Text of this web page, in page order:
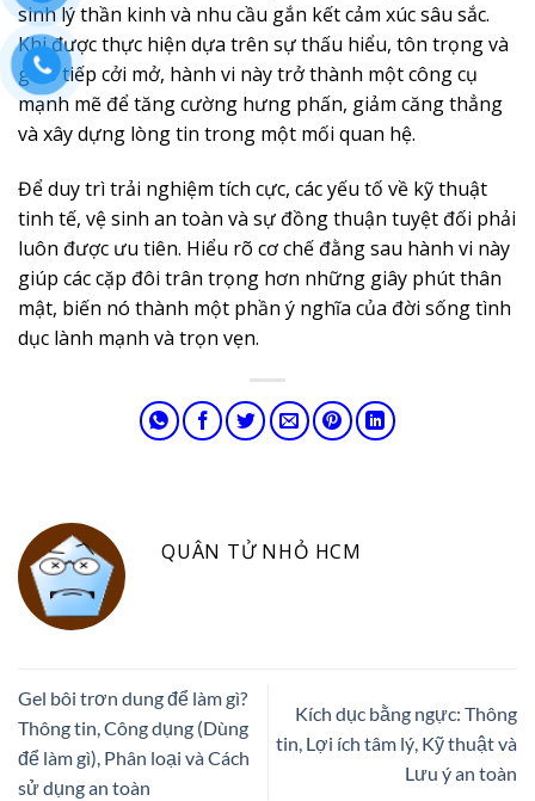
sinh lý thần kinh và nhu cầu gắn kết cảm xúc sâu sắc.
Khi được thực hiện dựa trên sự thấu hiểu, tôn trọng và
giao tiếp cởi mở, hành vi này trở thành một công cụ
mạnh mẽ để tăng cường hưng phấn, giảm căng thẳng
và xây dựng lòng tin trong một mối quan hệ.
Để duy trì trải nghiệm tích cực, các yếu tố về kỹ thuật
tinh tế, vệ sinh an toàn và sự đồng thuận tuyệt đối phải
luôn được ưu tiên. Hiểu rõ cơ chế đằng sau hành vi này
giúp các cặp đôi trân trọng hơn những giây phút thân
mật, biến nó thành một phần ý nghĩa của đời sống tình
dục lành mạnh và trọn vẹn.
QUÂN TỬ NHỎ HCM
Gel bôi trơn dung để làm gì?
Thông tin, Công dụng (Dùng
để làm gì), Phân loại và Cách
sử dụng an toàn
Kích dục bằng ngực: Thông
tin, Lợi ích tâm lý, Kỹ thuật và
Lưu ý an toàn